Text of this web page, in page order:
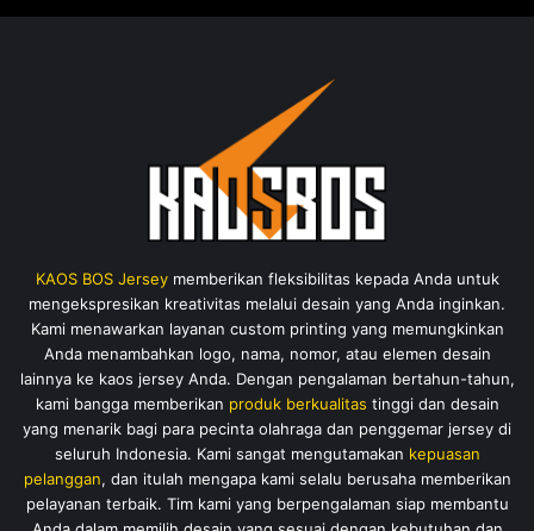
KAOS BOS Jerseymemberikan fleksibilitas kepada Anda untuk
mengekspresikan kreativitas melalui desain yang Anda inginkan.
Kami menawarkan layanan custom printing yang memungkinkan
Anda menambahkan logo, nama, nomor, atau elemen desain
lainnya ke kaos jersey Anda. Dengan pengalaman bertahun-tahun,
kami bangga memberikan produk berkualitas tinggi dan desain
yang menarik bagi para pecinta olahraga dan penggemar jersey di
seluruh Indonesia. Kami sangat mengutamakan kepuasan
pelanggan, dan itulah mengapa kami selalu berusaha memberikan
pelayanan terbaik. Tim kami yang berpengalaman siap membantu